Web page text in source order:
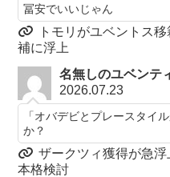
冨安でいいじゃん
トモリがユベントス
補に浮上
名無しのユベンテ
2026.07.23
「オバデビとプレースタイ
か？
ザークツィ獲得が急
本格検討